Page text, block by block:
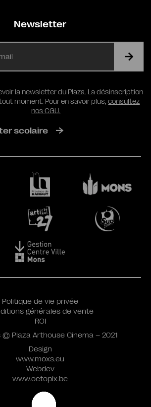
Newsletter
RGPD
la newsletter du Plaza. La désinscription
moment. Pour en savoir plus,consultez
nos CGU.
scolaire
Design
www.moxs.eu
Webdev
www.octopix.be
Politique de vie privée
générales de vente
ROI
© Plaza Arthouse Cinema – 2021